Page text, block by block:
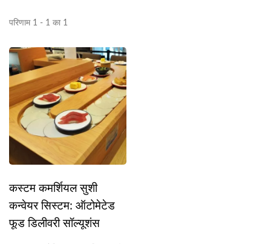
परिणाम 1 - 1 का 1
कस्टम कमर्शियल सुशी
कन्वेयर सिस्टम: ऑटोमेटेड
फूड डिलीवरी सॉल्यूशंस